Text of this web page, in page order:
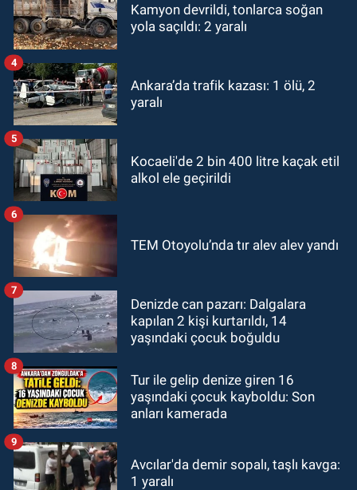
Kamyon devrildi, tonlarca soğan
yola saçıldı: 2 yaralı
Ankara’da trafik kazası: 1 ölü, 2
yaralı
4
Kocaeli'de 2 bin 400 litre kaçak etil
alkol ele geçirildi
5
TEM Otoyolu’nda tır alev alev yandı
6
Denizde can pazarı: Dalgalara
kapılan 2 kişi kurtarıldı, 14
yaşındaki çocuk boğuldu
7
Tur ile gelip denize giren 16
yaşındaki çocuk kayboldu: Son
anları kamerada
8
Avcılar'da demir sopalı, taşlı kavga:
1 yaralı
9